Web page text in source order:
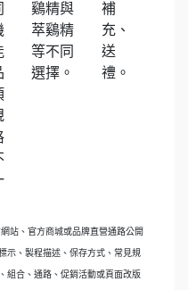
鷄精與
萃鷄精
等不同
選擇。
補
充、
送
禮。
站、官方商城或品牌直營通路公開
示、製程描述、保存方式、常見規
組合、通路、促銷活動或頁面改版